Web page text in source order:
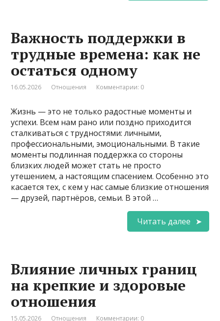
Важность поддержки в
трудные времена: как не
остаться одному
16.05.2026 Отношения Комментарии: 0
Жизнь — это не только радостные моменты и
успехи. Всем нам рано или поздно приходится
сталкиваться с трудностями: личными,
профессиональными, эмоциональными. В такие
моменты подлинная поддержка со стороны
близких людей может стать не просто
утешением, а настоящим спасением. Особенно это
касается тех, с кем у нас самые близкие отношения
— друзей, партнёров, семьи. В этой …
Читать далее
Влияние личных границ
на крепкие и здоровые
отношения
15.05.2026 Отношения Комментарии: 0